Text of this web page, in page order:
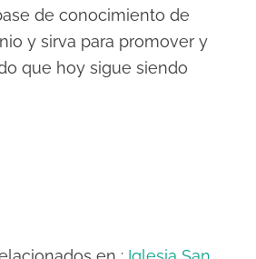
de conocimiento de
y sirva para promover y
que hoy sigue siendo